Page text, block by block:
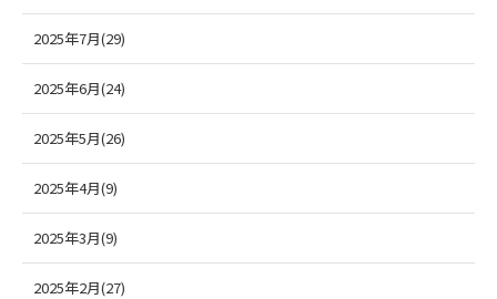
2025年7月(29)
2025年6月(24)
2025年5月(26)
2025年4月(9)
2025年3月(9)
2025年2月(27)